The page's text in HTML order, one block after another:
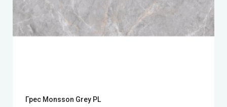
Грес Monsson Grey PL